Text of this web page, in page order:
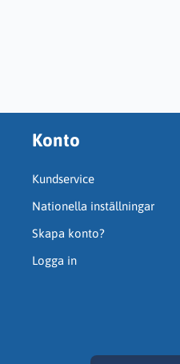
Konto
Kundservice
Nationella inställningar
Skapa konto?
Logga in